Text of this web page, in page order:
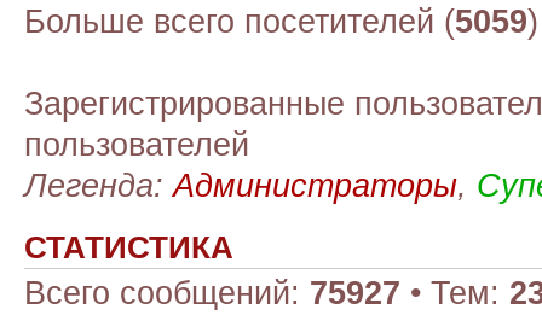
Больше всего посетителей (5059
Зарегистрированные
пользователей
Легенда:Администраторы,
СТАТИСТИКА
Всего сообщений: 75927 • Тем: